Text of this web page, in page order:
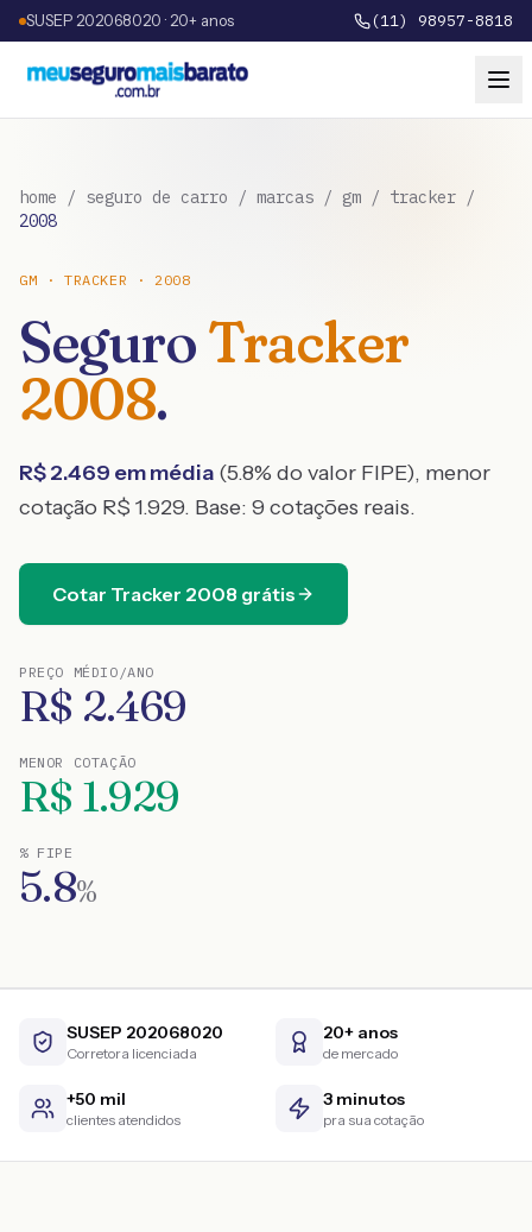
SUSEP 202068020 · 20+ anos (11) 98957-8818
home / seguro de carro / marcas / gm / tracker /
2008
GM ·TRACKER · 2008
SeguroTracker
2008.
R$2.469 em média (5.8% do valor FIPE), menor
cotação R$ 1.929. Base: 9 cotações reais.
Cotar Tracker 2008 grátis
PREÇO MÉDIO/ANO
R$ 2.469
MENOR COTAÇÃO
R$ 1.929
% FIPE
5.8%
SUSEP 202068020
Corretora licenciada
20+ anos
de mercado
+50 mil
clientes atendidos
3 minutos
pra sua cotação